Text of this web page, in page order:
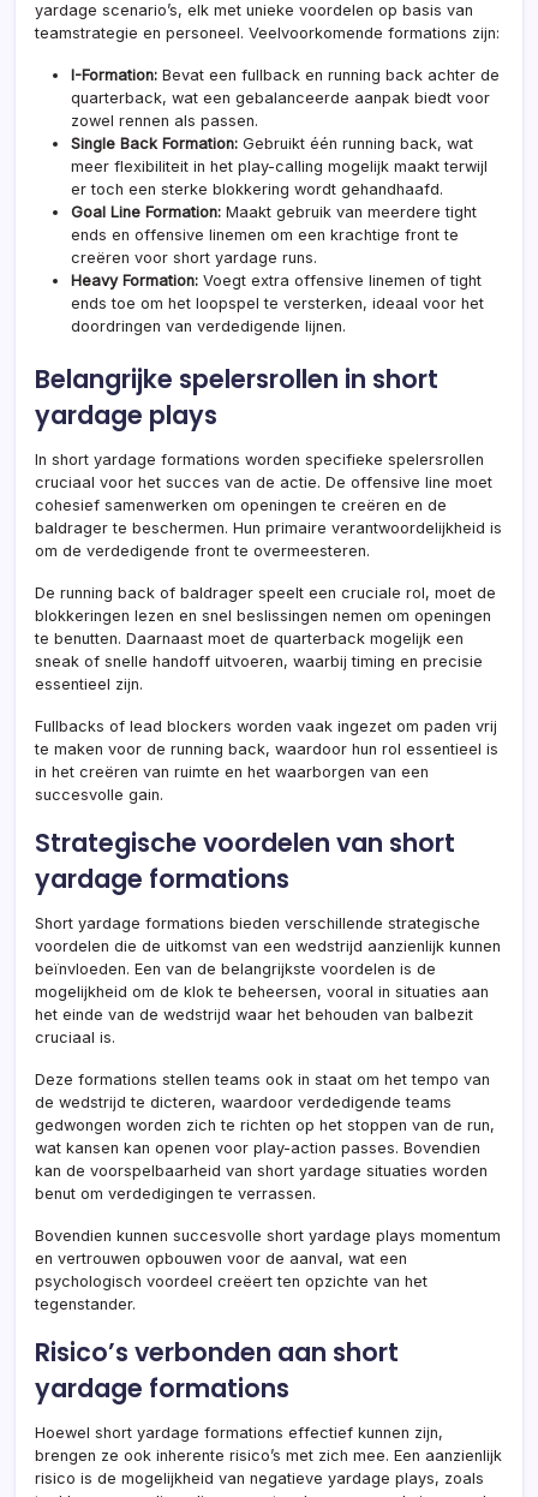
yardage scenario’s, elk met unieke voordelen op basis van
teamstrategie en personeel. Veelvoorkomende formations zijn:
I-Formation: Bevat een fullback en running back achter de
quarterback, wat een gebalanceerde aanpak biedt voor
zowel rennen als passen.
Single Back Formation: Gebruikt één running back, wat
meer flexibiliteit in het play-calling mogelijk maakt terwijl
er toch een sterke blokkering wordt gehandhaafd.
Goal Line Formation: Maakt gebruik van meerdere tight
ends en offensive linemen om een krachtige front te
creëren voor short yardage runs.
Heavy Formation: Voegt extra offensive linemen of tight
ends toe om het loopspel te versterken, ideaal voor het
doordringen van verdedigende lijnen.
Belangrijke spelersrollen in short
yardage plays
In short yardage formations worden specifieke spelersrollen
cruciaal voor het succes van de actie. De offensive line moet
cohesief samenwerken om openingen te creëren en de
baldrager te beschermen. Hun primaire verantwoordelijkheid is
om de verdedigende front te overmeesteren.
De running back of baldrager speelt een cruciale rol, moet de
blokkeringen lezen en snel beslissingen nemen om openingen
te benutten. Daarnaast moet de quarterback mogelijk een
sneak of snelle handoff uitvoeren, waarbij timing en precisie
essentieel zijn.
Fullbacks of lead blockers worden vaak ingezet om paden vrij
te maken voor de running back, waardoor hun rol essentieel is
in het creëren van ruimte en het waarborgen van een
succesvolle gain.
Strategische voordelen van short
yardage formations
Short yardage formations bieden verschillende strategische
voordelen die de uitkomst van een wedstrijd aanzienlijk kunnen
beïnvloeden. Een van de belangrijkste voordelen is de
mogelijkheid om de klok te beheersen, vooral in situaties aan
het einde van de wedstrijd waar het behouden van balbezit
cruciaal is.
Deze formations stellen teams ook in staat om het tempo van
de wedstrijd te dicteren, waardoor verdedigende teams
gedwongen worden zich te richten op het stoppen van de run,
wat kansen kan openen voor play-action passes. Bovendien
kan de voorspelbaarheid van short yardage situaties worden
benut om verdedigingen te verrassen.
Bovendien kunnen succesvolle short yardage plays momentum
en vertrouwen opbouwen voor de aanval, wat een
psychologisch voordeel creëert ten opzichte van het
tegenstander.
Risico’s verbonden aan short
yardage formations
Hoewel short yardage formations effectief kunnen zijn,
brengen ze ook inherente risico’s met zich mee. Een aanzienlijk
risico is de mogelijkheid van negatieve yardage plays, zoals